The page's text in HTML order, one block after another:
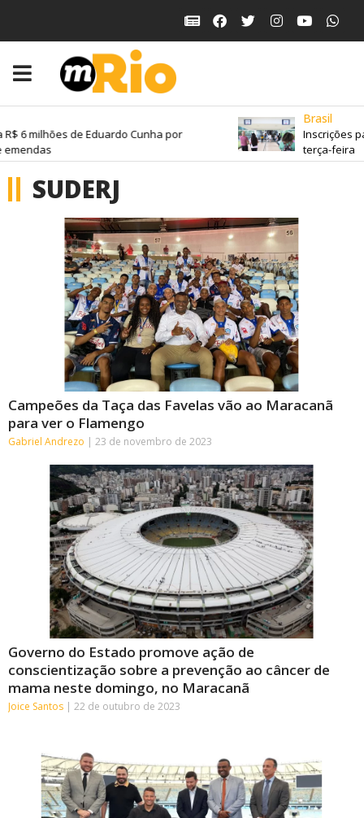
6 milhões de Eduardo Cunha por
Brasil
Inscrições
terça-feira
SUDERJ
Campeões da Taça das Favelas vão ao Maracanã
para ver o Flamengo
Gabriel Andrezo 23 de novembro de 2023
Governo do Estado promove ação de
conscientização sobre a prevenção ao câncer de
mama neste domingo, no Maracanã
Joice Santos 22 de outubro de 2023